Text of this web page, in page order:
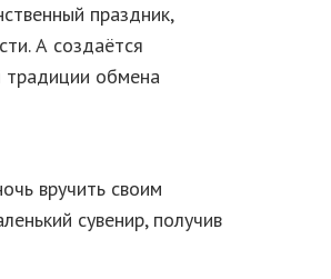
праздник,
А создаётся
обмена
вручить своим
сувенир, получив